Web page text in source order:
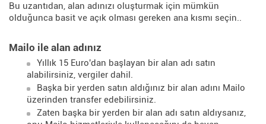
Bu uzantıdan, alan adınızı oluşturmak için mümkün
olduğunca basit ve açık olması gereken ana kısmı seçin..
Mailo ile alan adınız
Yıllık 15 Euro'dan başlayan bir alan adı satın
alabilirsiniz, vergiler dahil.
Başka bir yerden satın aldığınız bir alan adını Mailo
üzerinden transfer edebilirsiniz.
Zaten başka bir yerden bir alan adı satın aldıysanız,